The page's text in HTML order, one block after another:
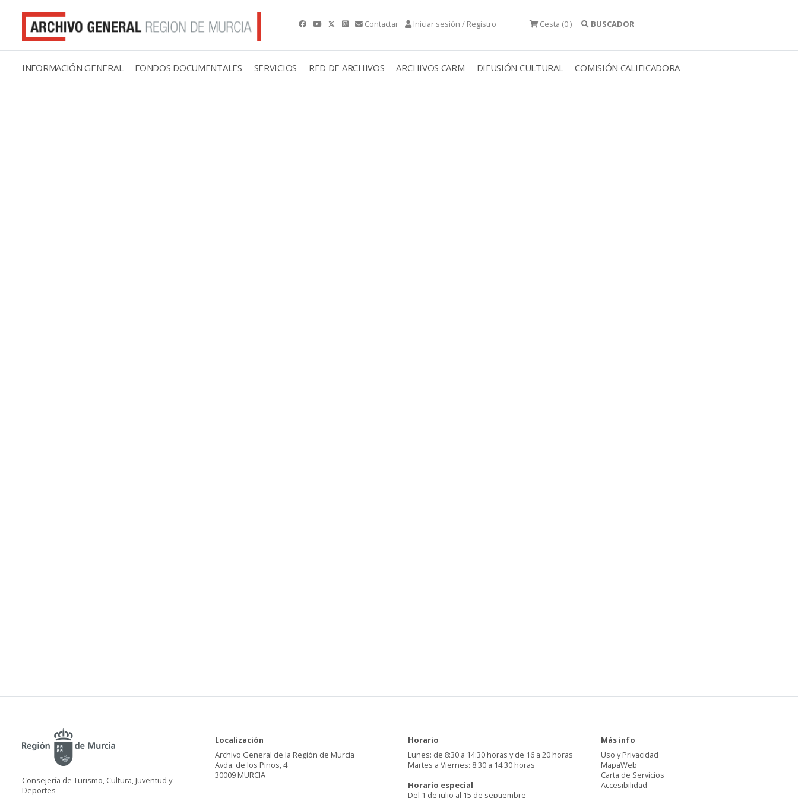
Contactar Iniciar sesión / Registro Cesta (0 ) BUSCADOR
INFORMACIÓN GENERAL FONDOS DOCUMENTALES SERVICIOS RED DE ARCHIVOS ARCHIVOS CARM DIFUSIÓN CULTURAL COMISIÓN CALIFICADORA
Consejería de Turismo, Cultura, Juventud y
Deportes
Localización
Archivo General de la Región de Murcia
Avda. de los Pinos, 4
30009 MURCIA
Horario
Lunes: de 8:30 a 14:30 horas y de 16 a 20 horas
Martes a Viernes: 8:30 a 14:30 horas
Horario especial
Del 1 de julio al 15 de septiembre
Más info
Uso y Privacidad
MapaWeb
Carta de Servicios
Accesibilidad